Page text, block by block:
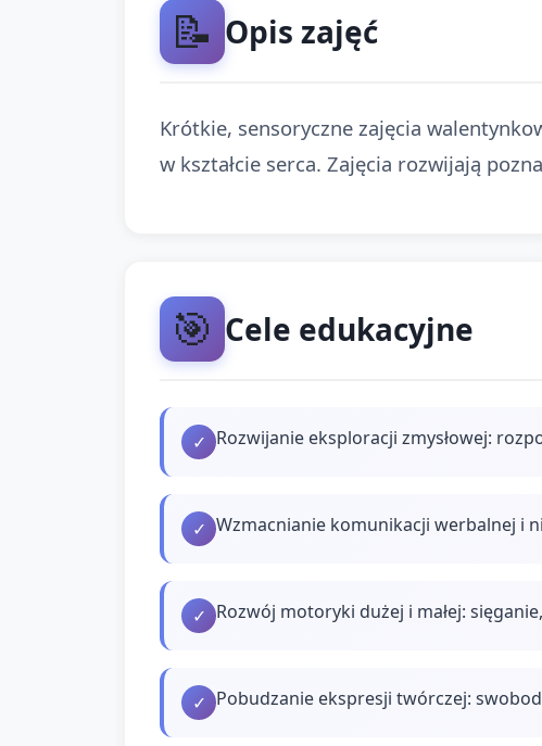
📝 Opis zajęć
Krótkie, sensoryczne zajęcia
w kształcie serca. Zajęcia rozwijają
🎯 Cele edukacyjne
✓ Rozwijanie eksploracji zmysłowej:
✓ Wzmacnianie komunikacji werbalnej i
✓ Rozwój motoryki dużej i małej:
✓ Pobudzanie ekspresji twórczej: